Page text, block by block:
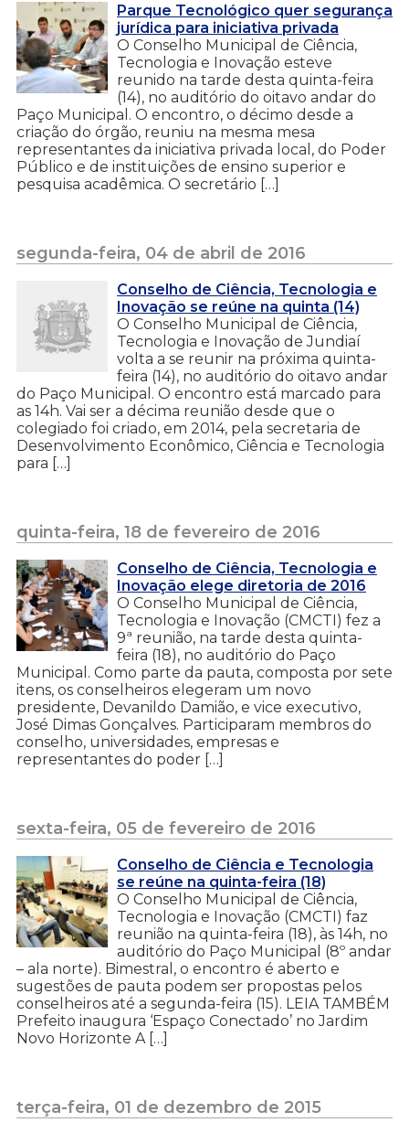
Parque Tecnológico quer segurança
jurídica para iniciativa privada
O Conselho Municipal de Ciência,
Tecnologia e Inovação esteve
reunido na tarde desta quinta-feira
(14), no auditório do oitavo andar do
Paço Municipal. O encontro, o décimo desde a
criação do órgão, reuniu na mesma mesa
representantes da iniciativa privada local, do Poder
Público e de instituições de ensino superior e
pesquisa acadêmica. O secretário […]
segunda-feira, 04 de abril de 2016
Conselho de Ciência, Tecnologia e
Inovação se reúne na quinta (14)
O Conselho Municipal de Ciência,
Tecnologia e Inovação de Jundiaí
volta a se reunir na próxima quinta-
feira (14), no auditório do oitavo andar
do Paço Municipal. O encontro está marcado para
as 14h. Vai ser a décima reunião desde que o
colegiado foi criado, em 2014, pela secretaria de
Desenvolvimento Econômico, Ciência e Tecnologia
para […]
quinta-feira, 18 de fevereiro de 2016
Conselho de Ciência, Tecnologia e
Inovação elege diretoria de 2016
O Conselho Municipal de Ciência,
Tecnologia e Inovação (CMCTI) fez a
9ª reunião, na tarde desta quinta-
feira (18), no auditório do Paço
Municipal. Como parte da pauta, composta por sete
itens, os conselheiros elegeram um novo
presidente, Devanildo Damião, e vice executivo,
José Dimas Gonçalves. Participaram membros do
conselho, universidades, empresas e
representantes do poder […]
sexta-feira, 05 de fevereiro de 2016
Conselho de Ciência e Tecnologia
se reúne na quinta-feira (18)
O Conselho Municipal de Ciência,
Tecnologia e Inovação (CMCTI) faz
reunião na quinta-feira (18), às 14h, no
auditório do Paço Municipal (8º andar
– ala norte). Bimestral, o encontro é aberto e
sugestões de pauta podem ser propostas pelos
conselheiros até a segunda-feira (15). LEIA TAMBÉM
Prefeito inaugura ‘Espaço Conectado’ no Jardim
Novo Horizonte A […]
terça-feira, 01 de dezembro de 2015